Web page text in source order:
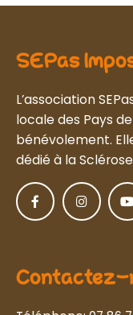
SEPas
L’association
locale des Pays
bénévolement.
dédié à la
Contactez-